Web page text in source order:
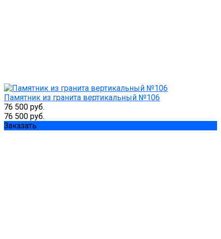
Памятник из гранита вертикальный №106
76 500 руб.
76 500 руб.
Заказать